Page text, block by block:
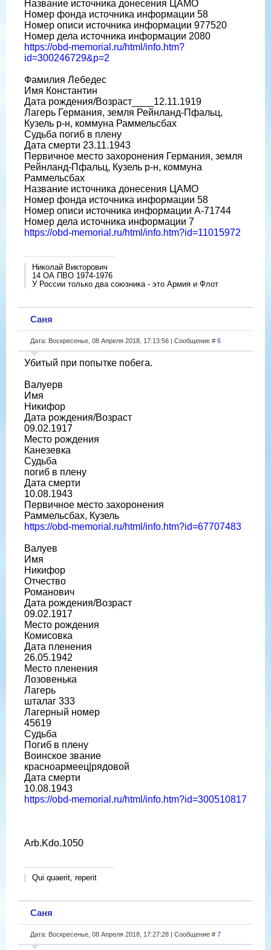
Название источника донесения ЦАМО
Номер фонда источника информации 58
Номер описи источника информации 977520
Номер дела источника информации 2080
https://obd-memorial.ru/html/info.htm?
id=300246729&p=2
Фамилия Лебедес
Имя Константин
Дата рождения/Возраст____12.11.1919
Лагерь Германия, земля Рейнланд-Пфальц,
Кузель р-н, коммуна Раммельсбах
Судьба погиб в плену
Дата смерти 23.11.1943
Первичное место захоронения Германия, земля
Рейнланд-Пфальц, Кузель р-н, коммуна
Раммельсбах
Название источника донесения ЦАМО
Номер фонда источника информации 58
Номер описи источника информации A-71744
Номер дела источника информации 7
https://obd-memorial.ru/html/info.htm?id=11015972
Николай Викторович
14 ОА ПВО 1974-1976
У России только два союзника - это Армия и Флот
Саня
Дата: Воскресенье, 08 Апреля 2018, 17:13:56 | Сообщение # 6
Убитый при попытке побега.
Валуерв
Имя
Никифор
Дата рождения/Возраст
09.02.1917
Место рождения
Канезевка
Судьба
погиб в плену
Дата смерти
10.08.1943
Первичное место захоронения
Раммельсбах, Кузель
https://obd-memorial.ru/html/info.htm?id=67707483
Валуев
Имя
Никифор
Отчество
Романович
Дата рождения/Возраст
09.02.1917
Место рождения
Комисовка
Дата пленения
26.05.1942
Место пленения
Лозовенька
Лагерь
шталаг 333
Лагерный номер
45619
Судьба
Погиб в плену
Воинское звание
красноармеец|рядовой
Дата смерти
10.08.1943
https://obd-memorial.ru/html/info.htm?id=300510817
Arb.Kdo.1050
Qui quaerit, reperit
Саня
Дата: Воскресенье, 08 Апреля 2018, 17:27:28 | Сообщение # 7